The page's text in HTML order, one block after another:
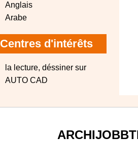
Anglais
Arabe
Centres d'intérêts
la lecture, déssiner sur
AUTO CAD